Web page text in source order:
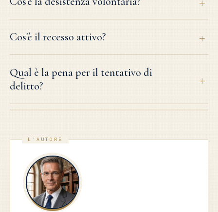
Cos'è il recesso attivo?
Qual è la pena per il tentativo di
delitto?